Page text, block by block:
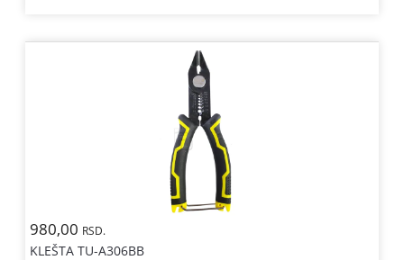
980,00 RSD.
KLEŠTA TU-A306BB